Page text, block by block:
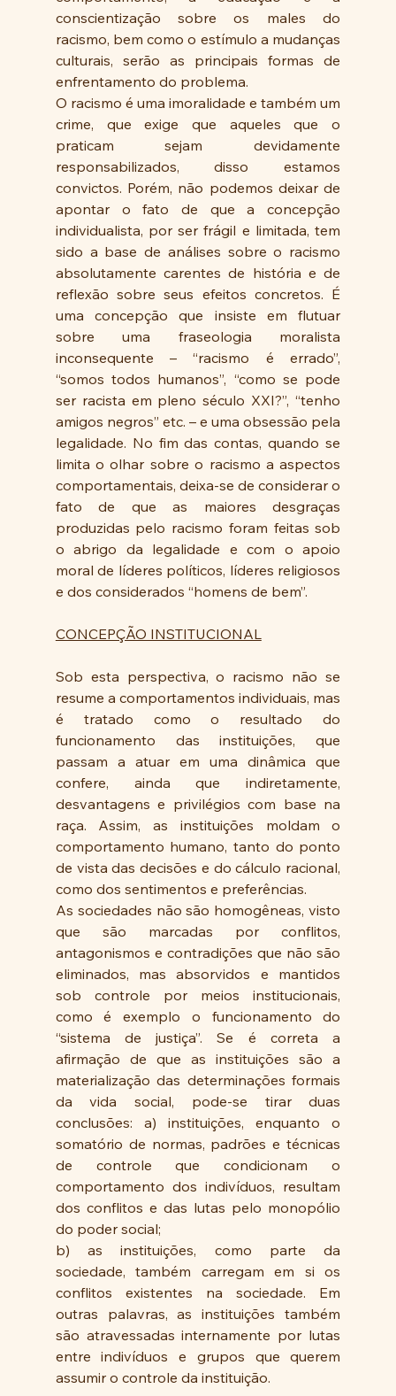
conscientização sobre os males do
racismo, bem como o estímulo a mudanças
culturais, serão as principais formas de
enfrentamento do problema.
O racismo é uma imoralidade e também um
crime, que exige que aqueles que o
praticam sejam devidamente
responsabilizados, disso estamos
convictos. Porém, não podemos deixar de
apontar o fato de que a concepção
individualista, por ser frágil e limitada, tem
sido a base de análises sobre o racismo
absolutamente carentes de história e de
reflexão sobre seus efeitos concretos. É
uma concepção que insiste em flutuar
sobre uma fraseologia moralista
inconsequente – “racismo é errado”,
“somos todos humanos”, “como se pode
ser racista em pleno século XXI?”, “tenho
amigos negros” etc. – e uma obsessão pela
legalidade. No fim das contas, quando se
limita o olhar sobre o racismo a aspectos
comportamentais, deixa-se de considerar o
fato de que as maiores desgraças
produzidas pelo racismo foram feitas sob
o abrigo da legalidade e com o apoio
moral de líderes políticos, líderes religiosos
e dos considerados “homens de bem”.
CONCEPÇÃO INSTITUCIONAL
Sob esta perspectiva, o racismo não se
resume a comportamentos individuais, mas
é tratado como o resultado do
funcionamento das instituições, que
passam a atuar em uma dinâmica que
confere, ainda que indiretamente,
desvantagens e privilégios com base na
raça. Assim, as instituições moldam o
comportamento humano, tanto do ponto
de vista das decisões e do cálculo racional,
como dos sentimentos e preferências.
As sociedades não são homogêneas, visto
que são marcadas por conflitos,
antagonismos e contradições que não são
eliminados, mas absorvidos e mantidos
sob controle por meios institucionais,
como é exemplo o funcionamento do
“sistema de justiça”. Se é correta a
afirmação de que as instituições são a
materialização das determinações formais
da vida social, pode-se tirar duas
conclusões: a) instituições, enquanto o
somatório de normas, padrões e técnicas
de controle que condicionam o
comportamento dos indivíduos, resultam
dos conflitos e das lutas pelo monopólio
do poder social;
b) as instituições, como parte da
sociedade, também carregam em si os
conflitos existentes na sociedade. Em
outras palavras, as instituições também
são atravessadas internamente por lutas
entre indivíduos e grupos que querem
assumir o controle da instituição.